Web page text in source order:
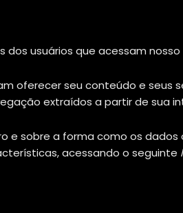
dos usuários que acessam nosso
oferecer seu conteúdo e seus
extraídos a partir de sua
e sobre a forma como os
acessando o seguinte